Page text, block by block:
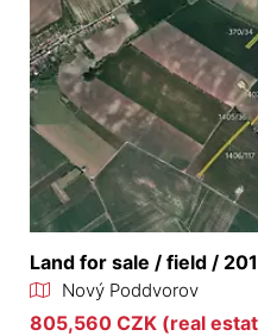
Land for sale / field /
Nový Poddvorov
805,560 CZK (real